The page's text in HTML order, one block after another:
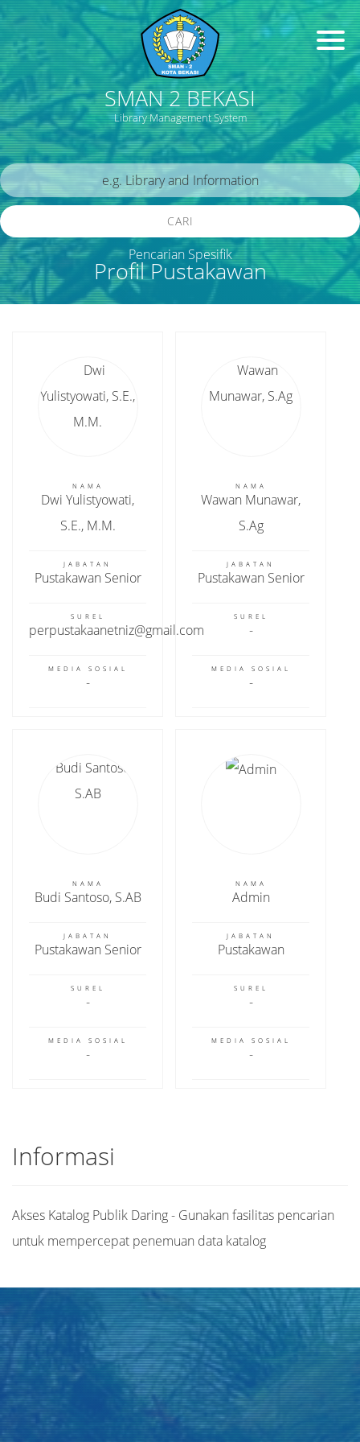
SMAN 2 BEKASI
Library Management System
Profil Pustakawan
CARI
Pencarian Spesifik
NAMA
Dwi Yulistyowati,
S.E., M.M.
JABATAN
Pustakawan Senior
SUREL
perpustakaanetniz@gmail.com
MEDIA SOSIAL
NAMA
Wawan Munawar,
S.Ag
JABATAN
Pustakawan Senior
SUREL
MEDIA SOSIAL
NAMA
Budi Santoso, S.AB
JABATAN
Pustakawan Senior
SUREL
MEDIA SOSIAL
NAMA
Admin
JABATAN
Pustakawan
SUREL
MEDIA SOSIAL
Informasi
Akses Katalog Publik Daring - Gunakan fasilitas pencarian
untuk mempercepat penemuan data katalog
Judul
Pengarang